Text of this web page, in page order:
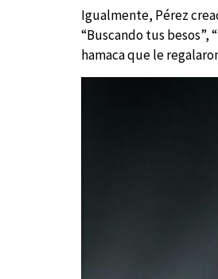
Igualmente, Pérez
“Buscando tus besos”,
hamaca que le